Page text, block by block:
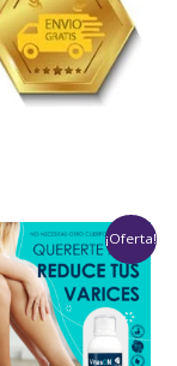
¡Oferta!
Rango
de
precios:
desde
$75,900
hasta
$151,800